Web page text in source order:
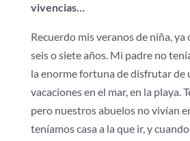
vivencias…
Recuerdo mis veranos de niña, ya
seis o siete años. Mi padre no
la enorme fortuna de disfrutar de
vacaciones en el mar, en la playa.
pero nuestros abuelos no vivían
teníamos casa a la que ir, y